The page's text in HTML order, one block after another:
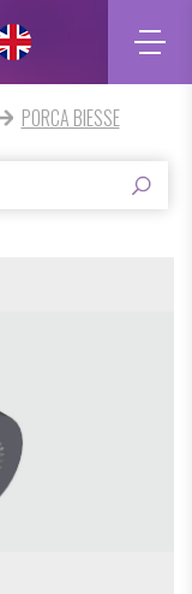
PORCA BIESSE